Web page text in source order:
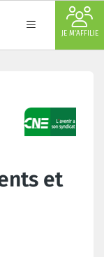
JE M'AFFILIE
et